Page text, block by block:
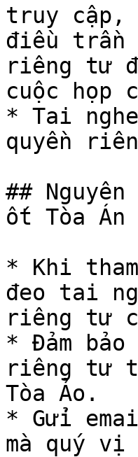
truy cập,
điều trần
riêng tư
cuộc họp
* Tai
quyền
##
ốt Tòa Án
* Khi
đeo tai
riêng tư
* Đảm
riêng tư
Tòa Ảo.
* Gửi
mà quý